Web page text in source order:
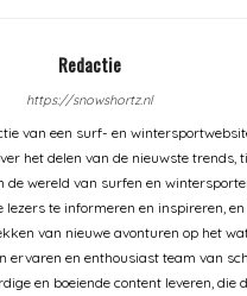
Redactie
https://snowshortz.nl
van een surf- en
het delen van de nieuwste trends,
de wereld van surfen en
lezers te informeren en inspireren,
van nieuwe avonturen op het
ervaren en enthousiast team van
en boeiende content leveren, die